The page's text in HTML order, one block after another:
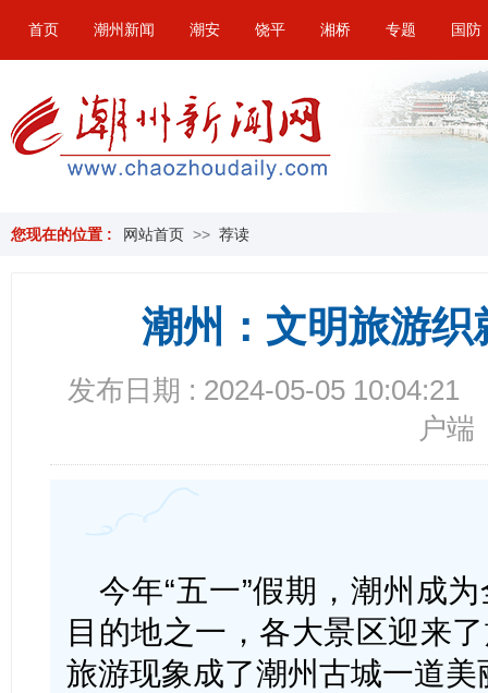
首页 潮州新闻 潮安 饶平 湘桥 专题 国防
您现在的位置 : 网站首页 >> 荐读
潮州：文明旅游
发布日期 : 2024-05-05 10:04:21
户端
今年“五一”假期，潮州成
目的地之一，各大景区迎来
旅游现象成了潮州古城一道